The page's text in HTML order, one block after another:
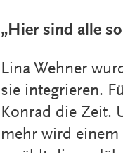
„Hier sind alle
Lina Wehner
sie integrieren.
Konrad die Zeit.
mehr wird einem